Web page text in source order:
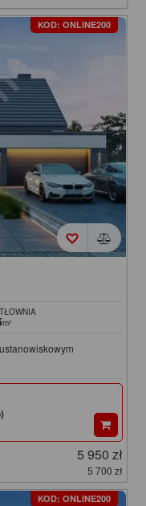
KOD: ONLINE200
m²
5 950 zł
5 700 zł
KOD: ONLINE200